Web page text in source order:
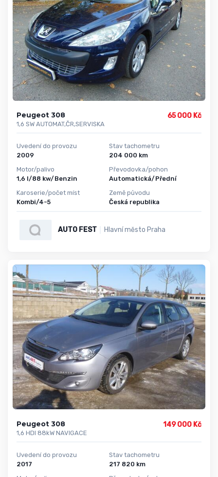
Peugeot 308
1,6 SW AUTOMAT,ČR,SERVISKA
65 000 Kč
Uvedení do provozu
2009
Motor/palivo
1,6 l/88 kw/Benzin
Karoserie/počet míst
Kombi/4-5
Stav tachometru
204 000 km
Převodovka/pohon
Automatická/Přední
Země původu
Česká republika
AUTO FEST Hlavní město Praha
Peugeot 308
1,6 HDI 88kW NAVIGACE
149 000 Kč
Uvedení do provozu
2017
Stav tachometru
217 820 km